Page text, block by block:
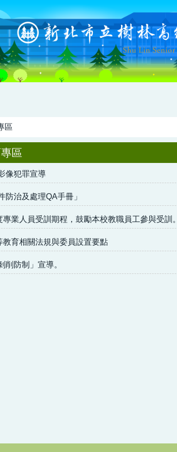
區
區
像犯罪宣導
防治及處理QA手冊」
業人員受訓期程，鼓勵本校教職員工參與受訓。
教育相關法規與委員設置要點
削防制」宣導。